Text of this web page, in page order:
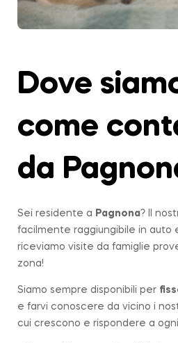
Dove
come
da
Sei residente a Pagnona? Il
facilmente raggiungibile in auto
riceviamo visite da famiglie
zona!
Siamo sempre disponibili per
e farvi conoscere da vicino i
cui crescono e rispondere a